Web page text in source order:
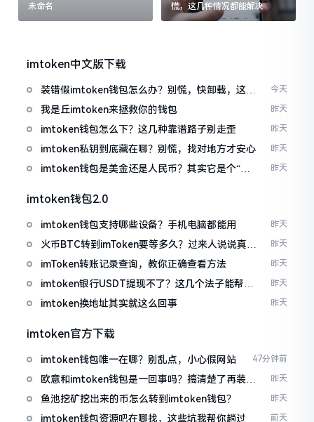
未命名
慌，这几种情况都能解决
imtoken中文版下载
装错假imtoken钱包怎么办？别慌，快卸载，这几
招能救急
今天
我是丘imtoken来拯救你的钱包 昨天
imtoken钱包怎么下？这几种靠谱路子别走歪 昨天
imtoken私钥到底藏在哪？别慌，找对地方才安心 昨天
imtoken钱包是美金还是人民币？其实它是个“多
昨天
imtoken钱包2.0
imtoken钱包支持哪些设备？手机电脑都能用 昨天
火币BTC转到imToken要等多久？过来人说说真实
情况
昨天
imToken转账记录查询，教你正确查看方法 昨天
imtoken银行USDT提现不了？这几个法子能帮你
搞定
昨天
imtoken换地址其实就这么回事 昨天
imtoken官方下载
imtoken钱包唯一在哪？别乱点，小心假网站 47分钟前
欧意和imtoken钱包是一回事吗？搞清楚了再装钱
包
昨天
鱼池挖矿挖出来的币怎么转到imtoken钱包？ 昨天
imtoken钱包资源吧在哪找，这些坑我帮你趟过 前天